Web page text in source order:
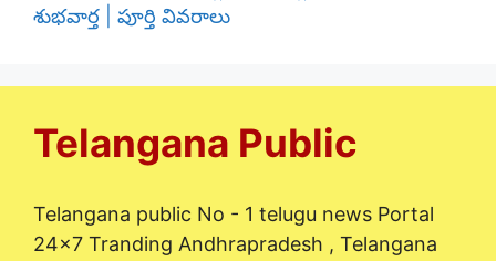
శుభవార్త | పూర్తి వివరాలు
Telangana Public
Telangana public No - 1 telugu news Portal
24x7 Tranding Andhrapradesh , Telangana